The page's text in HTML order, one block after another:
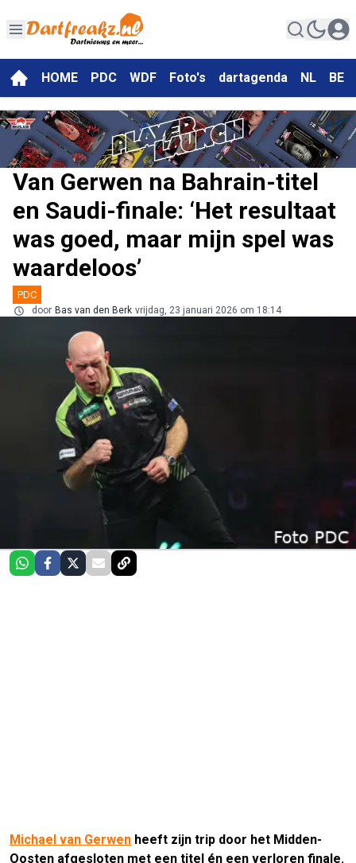
HOME PDC WDF Foto's dartagenda NL BE
Van Gerwen na Bahrain-titel
en Saudi-finale: ‘Het resultaat
was goed, maar mijn spel was
waardeloos’
PDC
door Bas van den Berk vrijdag, 23 januari 2026 om 18:14
Michael van Gerwen heeft zijn trip door het Midden-
Oosten afgesloten met een titel én een verloren finale.